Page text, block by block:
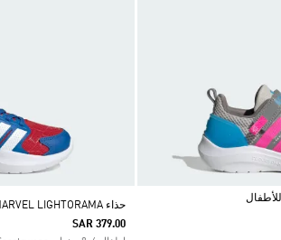
حذاء MARVEL LIGHTORAMA سبايدر مان من أديداس
SAR 379.00